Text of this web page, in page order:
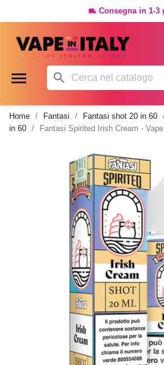
 Consegna in 1-3
 
Home Fantasi Fantasi shot 20 in 60
in 60
Fantasi Spirited Irish Cream -